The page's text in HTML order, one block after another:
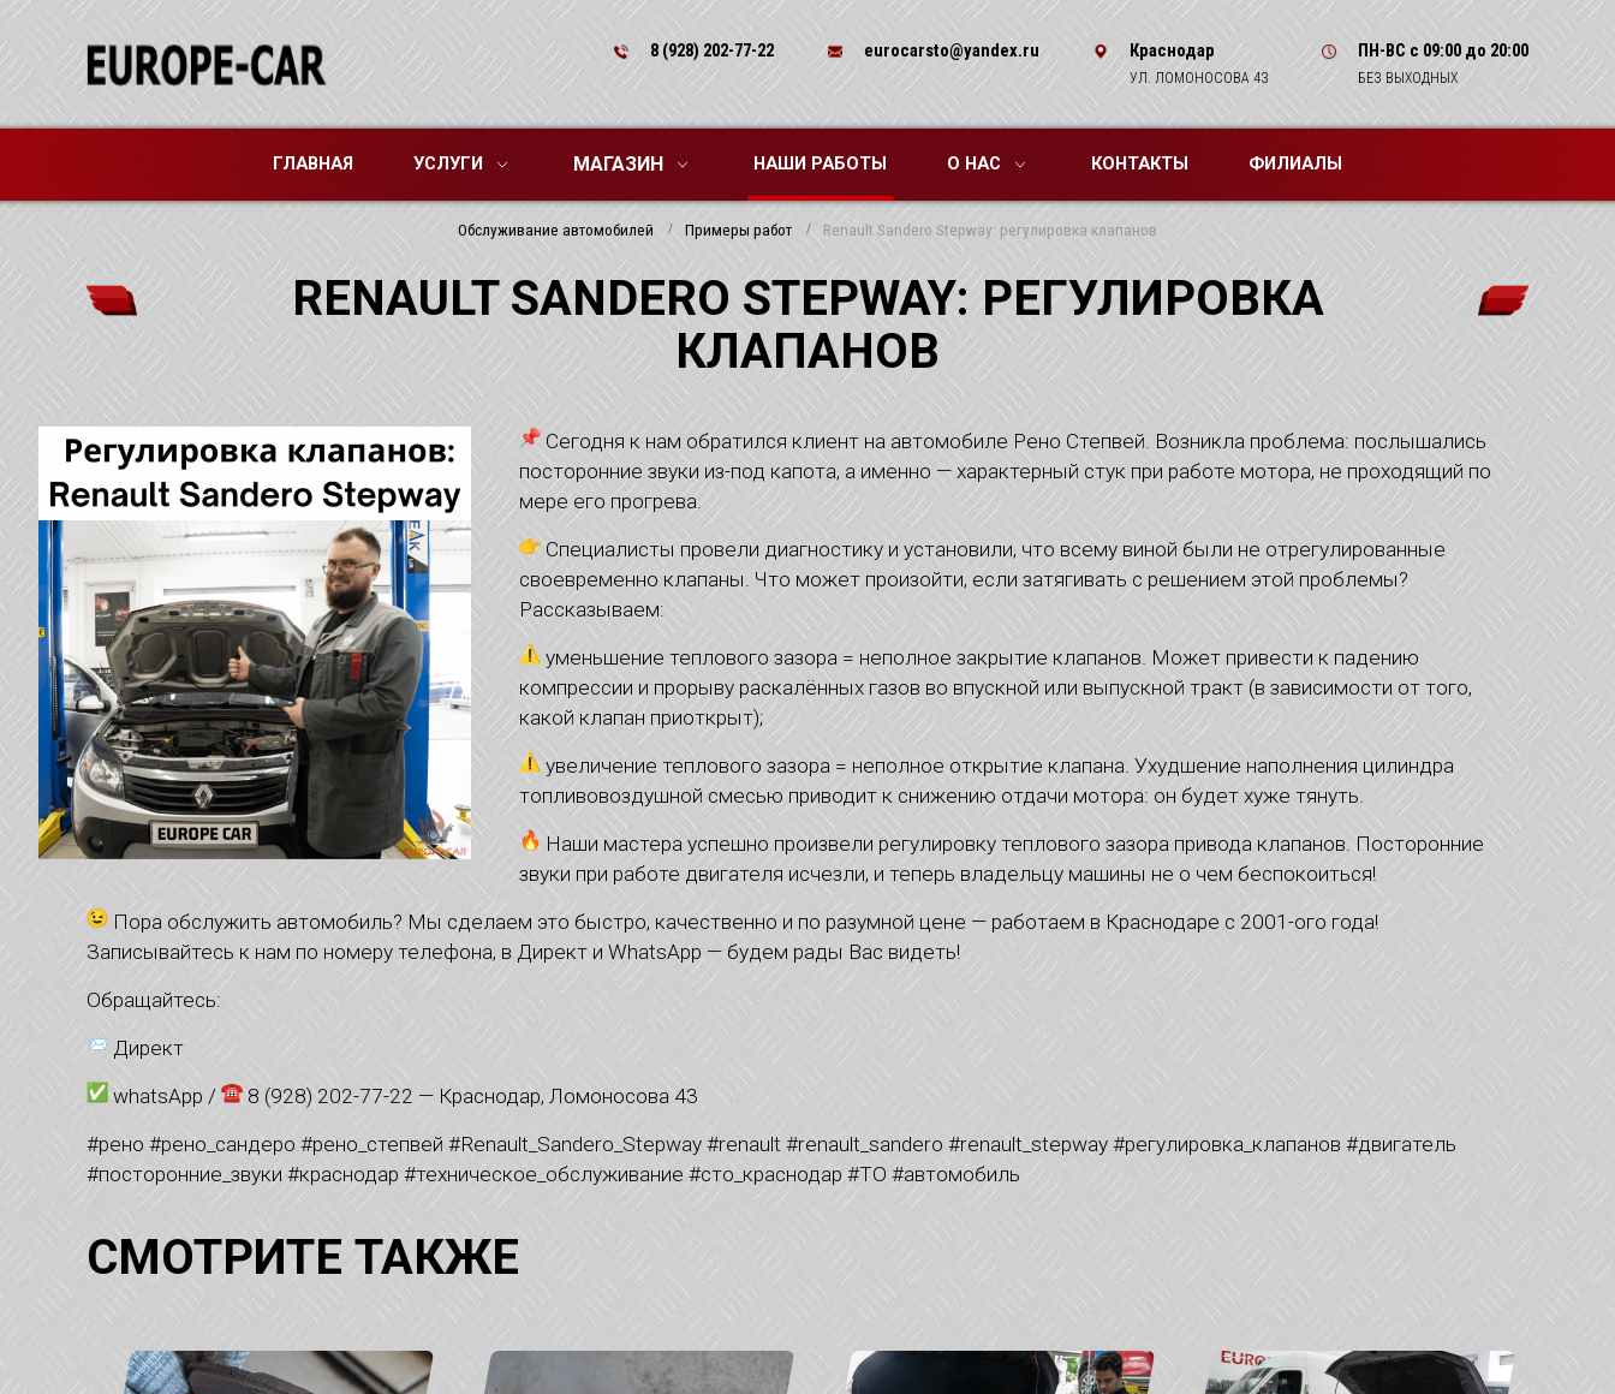
8 (928) 202-77-22 eurocarsto@yandex.ru Краснодар
УЛ. ЛОМОНОСОВА 43
ПН-ВС с 09:00 до 20:00
БЕЗ ВЫХОДНЫХ
ГЛАВНАЯ УСЛУГИ МАГАЗИН НАШИ РАБОТЫ О НАС КОНТАКТЫ ФИЛИАЛЫ
Обслуживание автомобилей Примеры работ Renault Sandero Stepway: регулировка клапанов
RENAULT SANDERO STEPWAY: РЕГУЛИРОВКА
КЛАПАНОВ
Сегодня к нам обратился клиент на автомобиле Рено Степвей. Возникла проблема: послышались
посторонние звуки из-под капота, а именно — характерный стук при работе мотора, не проходящий по
мере его прогрева.
Специалисты провели диагностику и установили, что всему виной были не отрегулированные
своевременно клапаны. Что может произойти, если затягивать с решением этой проблемы?
Рассказываем:
уменьшение теплового зазора = неполное закрытие клапанов. Может привести к падению
компрессии и прорыву раскалённых газов во впускной или выпускной тракт (в зависимости от того,
какой клапан приоткрыт);
увеличение теплового зазора = неполное открытие клапана. Ухудшение наполнения цилиндра
топливовоздушной смесью приводит к снижению отдачи мотора: он будет хуже тянуть.
Наши мастера успешно произвели регулировку теплового зазора привода клапанов. Посторонние
звуки при работе двигателя исчезли, и теперь владельцу машины не о чем беспокоиться!
Пора обслужить автомобиль? Мы сделаем это быстро, качественно и по разумной цене — работаем в Краснодаре с 2001-ого года!
Записывайтесь к нам по номеру телефона, в Директ и WhatsApp — будем рады Вас видеть!
Обращайтесь:
Директ
whatsApp /
8 (928) 202-77-22 — Краснодар, Ломоносова 43
#рено #рено_сандеро #рено_степвей #Renault_Sandero_Stepway #renault #renault_sandero #renault_stepway #регулировка_клапанов #двигатель
#посторонние_звуки #краснодар #техническое_обслуживание #сто_краснодар #ТО #автомобиль
СМОТРИТЕ ТАКЖЕ